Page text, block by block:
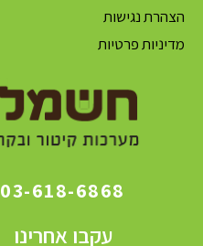
הצהרת נגישות
מדיניות פרטיות
03-618-6868
עקבו אחרינו